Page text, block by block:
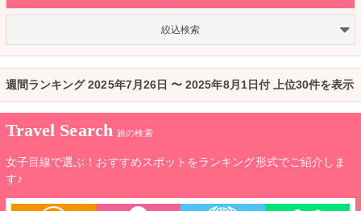
絞込検索
週間ランキング 2025年7月26日 〜 2025年8月1日付 上位30件を表示
Travel Search 旅の検索
女子目線で選ぶ！おすすめスポットをランキング形式でご紹介しま
す♪